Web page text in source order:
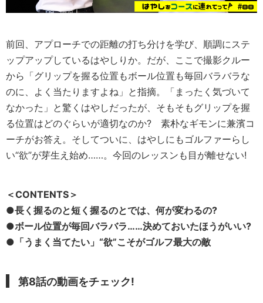
前回、アプローチでの距離の打ち分けを学び、順調にステ
ップアップしているはやしりか。だが、ここで撮影クルー
から「グリップを握る位置もボール位置も毎回バラバラな
のに、よく当たりますよね」と指摘。「まったく気づいて
なかった」と驚くはやしだったが、そもそもグリップを握
る位置はどのぐらいが適切なのか? 素朴なギモンに兼濱コ
ーチがお答え。そしてついに、はやしにもゴルファーらし
い“欲”が芽生え始め……。今回のレッスンも目が離せない!
＜CONTENTS＞
●長く握るのと短く握るのとでは、何が変わるの?
●ボール位置が毎回バラバラ……決めておいたほうがいい?
●「うまく当てたい」“欲”こそがゴルフ最大の敵
第8話の動画をチェック!